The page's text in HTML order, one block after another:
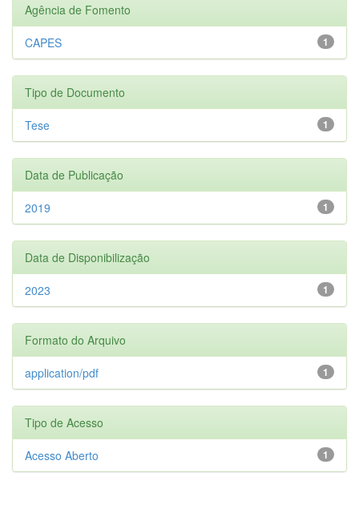
Agência de Fomento
1
CAPES
Tipo de Documento
1
Tese
Data de Publicação
1
2019
Data de Disponibilização
1
2023
Formato do Arquivo
1
application/pdf
Tipo de Acesso
1
Acesso Aberto